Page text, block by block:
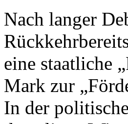
Nach langer
eine staatliche
Mark zur
In der